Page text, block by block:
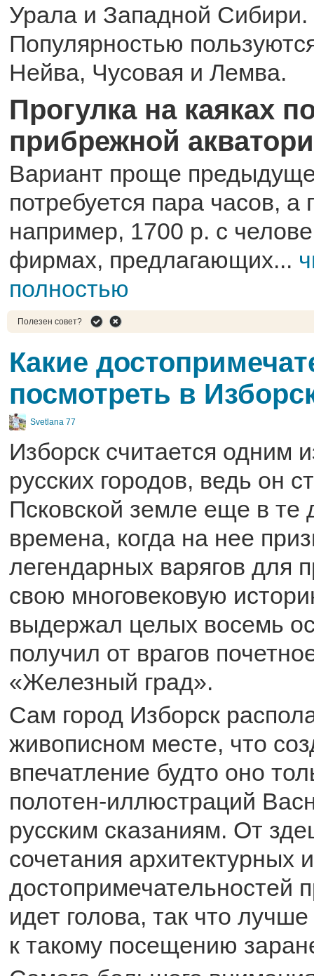
Урала и Западной Сибири.
Популярностью
Нейва, Чусовая и Лемва.
Прогулка на каяках
прибрежной
Вариант проще
потребуется пара часов, а
например, 1700 р. с
фирмах, предлагающих...
полностью
Полезен совет?
Какие
посмотреть в
Svetlana 77
Изборск считается одним
русских городов, ведь он
Псковской земле еще в те
времена, когда на нее
легендарных варягов для
свою многовековую
выдержал целых восемь
получил от врагов
«Железный град».
Сам город Изборск
живописном месте, что
впечатление будто оно
полотен-иллюстраций
русским сказаниям. От
сочетания архитектурных
достопримечательностей
идет голова, так что лучше
к такому посещению